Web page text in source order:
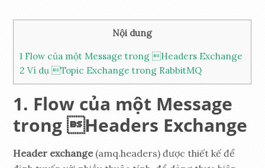
Nội dung
1 Flow của một Message trong Headers Exchange
2 Ví dụ Topic Exchange trong RabbitMQ
Flow của một Message
trong Headers Exchange
Header exchange(amq.headers) được thiết kế để